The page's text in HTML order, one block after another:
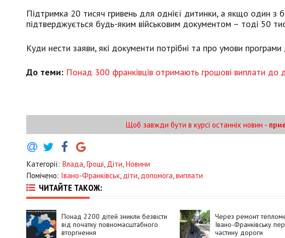
Підтримка 20 тисяч гривень для однієї дитинки, а якщо один з
підтверджується будь-яким військовим документом – тоді 50
Куди нести заяви, які документи потрібні та про умови
До теми: Понад 300 франківців отримають грошові виплати до
Щоб завжди бути в курсі останніх новин -
Категорії: Влада, Гроші, Діти, Новини
Помічено: Івано-Франківськ, діти, допомога,виплати
ЧИТАЙТЕ ТАКОЖ:
Понад 2200 дітей зникли безвісти
від початку повномасштабного
вторгнення
Через ремонт
Івано-Франківську
частину дороги